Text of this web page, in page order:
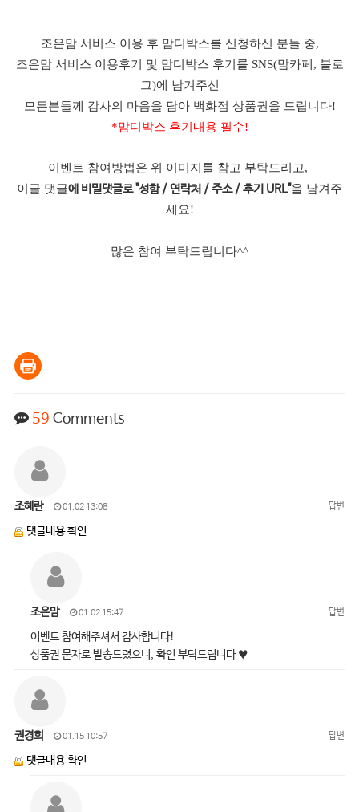
조은맘 서비스 이용 후 맘디박스를 신청하신 분들 중,
조은맘 서비스 이용후기 및 맘디박스 후기를 SNS(맘카페, 블로
그)에 남겨주신
모든분들께 감사의 마음을 담아 백화점 상품권을 드립니다!
*맘디박스 후기내용 필수!
이벤트 참여방법은 위 이미지를 참고 부탁드리고,
이글 댓글에 비밀댓글로 "성함 / 연락처 / 주소 / 후기 URL"을 남겨주
세요!
많은 참여 부탁드립니다^^
59 Comments
조혜란 01.02 13:08 답변
댓글내용 확인
조은맘 01.02 15:47 답변
이벤트 참여해주셔서 감사합니다!
상품권 문자로 발송드렸으니, 확인 부탁드립니다 ♥
권경희 01.15 10:57 답변
댓글내용 확인